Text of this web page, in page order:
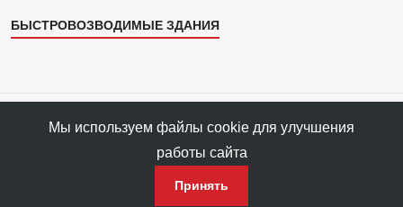
БЫСТРОВОЗВОДИМЫЕ ЗДАНИЯ
Все права защищены © 1993—2025 АРС-Пром, ПФ «АРС-Пром»
Мы используем файлы cookie для улучшения
работы сайта
Принять